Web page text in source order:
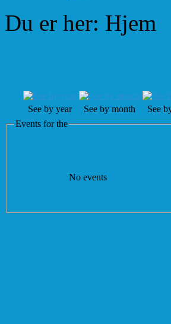
Du er her: Hjem
See by year See by month See
Events for the
No events